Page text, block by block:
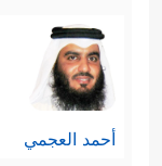
أحمد العجمي